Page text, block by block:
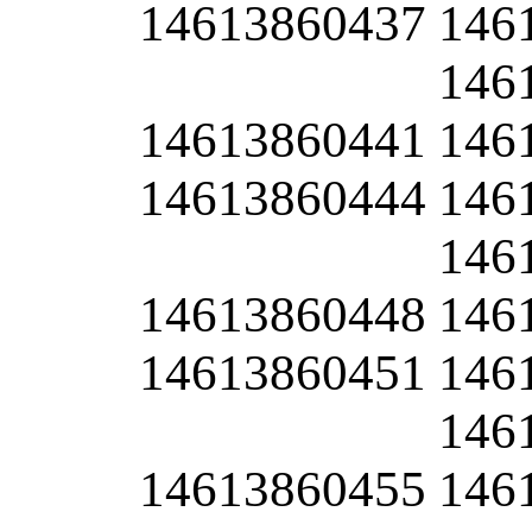
14613860437
14613860441
14613860444
14613860448
14613860451
14613860455